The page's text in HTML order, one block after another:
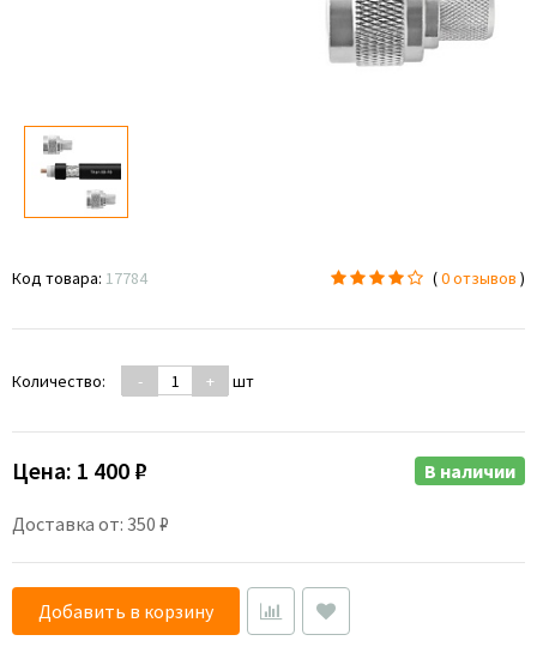
Код товара: 17784 (0 отзывов )
Количество: - + шт
Цена: 1 400 ₽
Доставка от: 350 ₽
В наличии
Добавить в корзину